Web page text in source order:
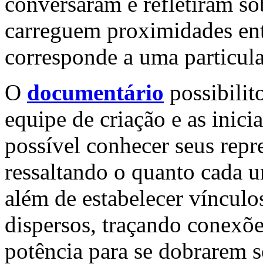
carreguem proximidades
corresponde a uma
O documentário
equipe de criação e as
possível conhecer seus
ressaltando o quanto cada
além de estabelecer
dispersos, traçando
potência para se dobrarem